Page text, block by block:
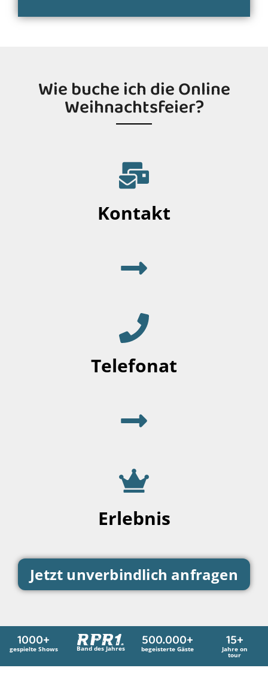
Wie buche ich die Online
Weihnachtsfeier?
Kontakt
Telefonat
Erlebnis
Jetzt unverbindlich anfragen
1000+
gespielte Shows Band des Jahres 500.000+
begeisterte Gäste 15+
Jahre on
tour